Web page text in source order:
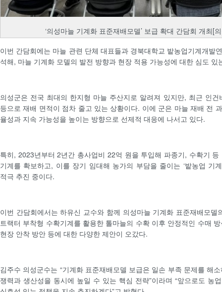
‘의성마늘 기계화 표준재배모델’ 보급 확대 간담회 개최[
이번 간담회에는 마늘 관련 단체 대표들과 경북대학교 밭농업기계개발
석해, 마늘 기계화 모델의 발전 방향과 현장 적용 가능성에 대한 심도 있
의성군은 전국 최대의 한지형 마늘 주산지로 알려져 있지만, 최근 인
등으로 재배 면적이 점차 줄고 있는 상황이다. 이에 군은 마늘 재배 전
율성과 지속 가능성을 높이는 방향으로 선제적 대응에 나서고 있다.
특히, 2023년부터 2년간 총사업비 22억 원을 투입해 파종기, 수확기
기계를 확보하고, 이를 장기 임대해 농가의 부담을 줄이는 ‘밭농업 기
적극 추진 중이다.
이번 간담회에서는 하유신 교수와 함께 의성마늘 기계화 표준재배모델
트랙터 부착형 수확기계를 활용한 톨마늘의 수확 이후 안정적인 수매
현장 안착 방안 등에 대한 다양한 제안이 오갔다.
김주수 의성군수는 “기계화 표준재배모델 보급은 일손 부족 문제를 해
쟁력과 생산성을 동시에 높일 수 있는 핵심 전략”이라며 “앞으로도 농